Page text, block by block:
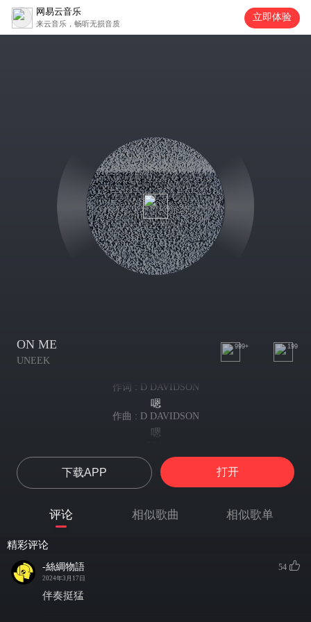
网易云音乐
来云音乐，畅听无损音质
立即体验
ON ME
UNEEK
999+ 199
作词 : D DAVIDSON
嗯
作曲 : D DAVIDSON
嗯
Racks in my jeans, yeah, I still ain't need it, yeah
钞票塞满裤袋 但我根本不需要
说要速战速决 那妞至今还徘徊
Nigga tried to take me out, I keep on breathin'
I'm in the trap house with my dog, we keep on schemin'
下载APP 打开
评论 相似歌曲 相似歌单
精彩评论
-絲綢物語
2024年3月17日
54
伴奏挺猛